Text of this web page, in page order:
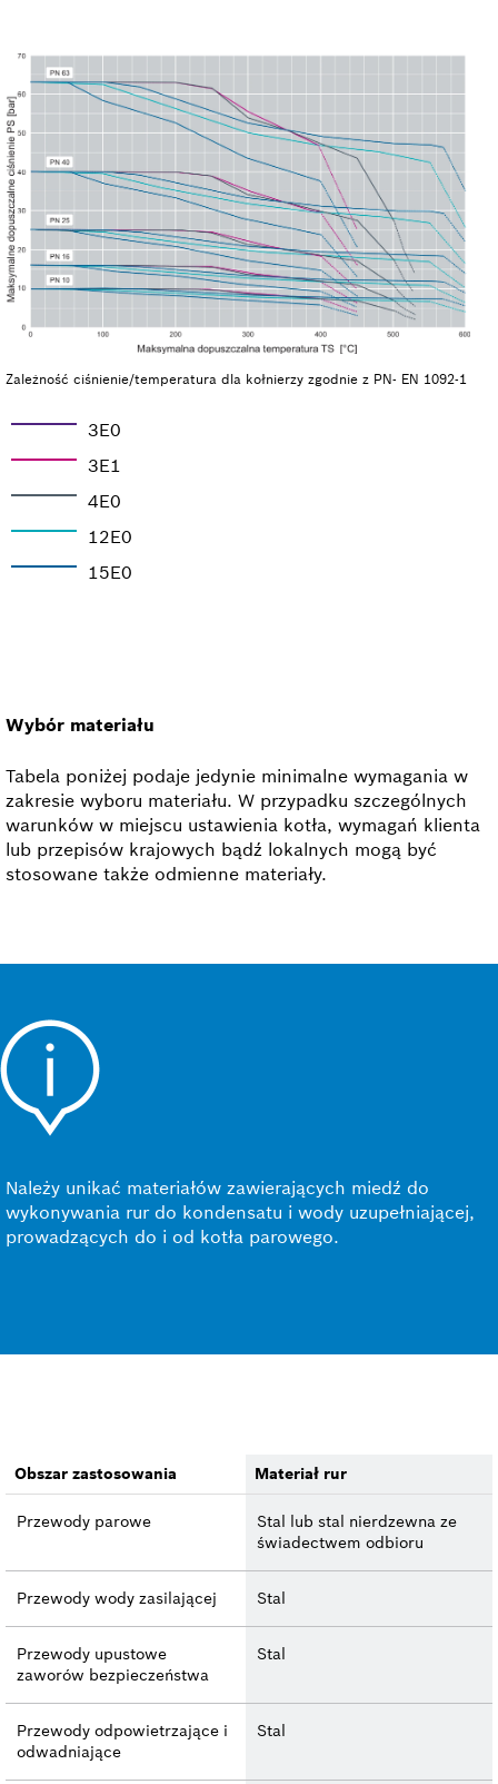
Zależność ciśnienie/temperatura dla kołnierzy zgodnie z PN- EN 1092-1
3E0
3E1
4E0
12E0
15E0
Wybór materiału
Tabela poniżej podaje jedynie minimalne wymagania w
zakresie wyboru materiału. W przypadku szczególnych
warunków w miejscu ustawienia kotła, wymagań klienta
lub przepisów krajowych bądź lokalnych mogą być
stosowane także odmienne materiały.
Należy unikać materiałów zawierających miedź do
wykonywania rur do kondensatu i wody uzupełniającej,
prowadzących do i od kotła parowego.
Obszar zastosowania Materiał rur
Przewody parowe
Stal lub stal nierdzewna ze
świadectwem odbioru
Przewody wody zasilającej Stal
Przewody upustowe
zaworów bezpieczeństwa
Stal
Przewody odpowietrzające i
odwadniające
Stal